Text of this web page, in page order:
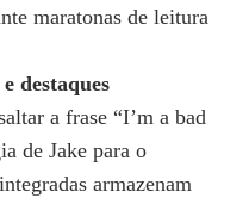
maratonas de leitura
destaques
a frase “I’m a bad
de Jake para o
armazenam